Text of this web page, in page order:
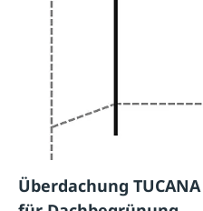
Überdachung